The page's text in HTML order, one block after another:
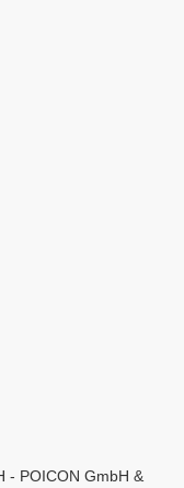
- POICON GmbH &